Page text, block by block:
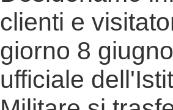
clienti e
giorno 8
ufficiale